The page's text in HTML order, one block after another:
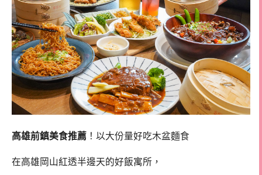
高雄前鎮美食推薦 ！以大份量好吃木盆麵食
在高雄岡山紅透半邊天的好飯寓所，